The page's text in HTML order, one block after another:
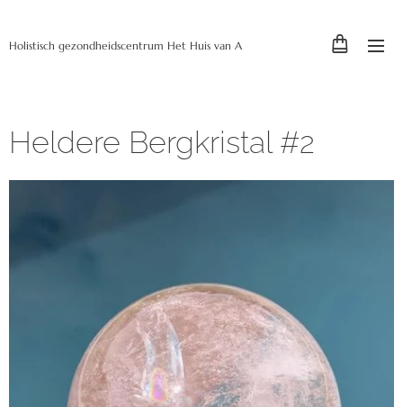
Holistisch gezondheidscentrum Het Huis van A
Heldere Bergkristal #2